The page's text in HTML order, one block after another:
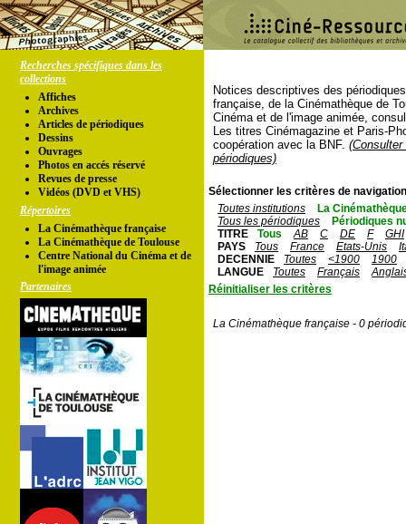
Recherches spécifiques dans les
collections
Affiches
Archives
Articles de périodiques
Dessins
Ouvrages
Photos en accés réservé
Revues de presse
Vidéos (DVD et VHS)
Répertoires
La Cinémathèque française
La Cinémathèque de Toulouse
Centre National du Cinéma et de
l'image animée
Partenaires
Notices descriptives des
française, de la Cinémathèque de
Cinéma et de l'image animée,
Les titres Cinémagazine et Paris-
coopération avec la BNF.
périodiques)
Sélectionner les critères de
Toutes institutions
La
Tous les périodiques
Périodiques
TITRE
Tous AB C DE F
GHI
PAYS
Tous France Etats-Unis
DECENNIE
Toutes <1900
1900
LANGUE
Toutes Français
Réinitialiser les critères
La Cinémathèque française - 0